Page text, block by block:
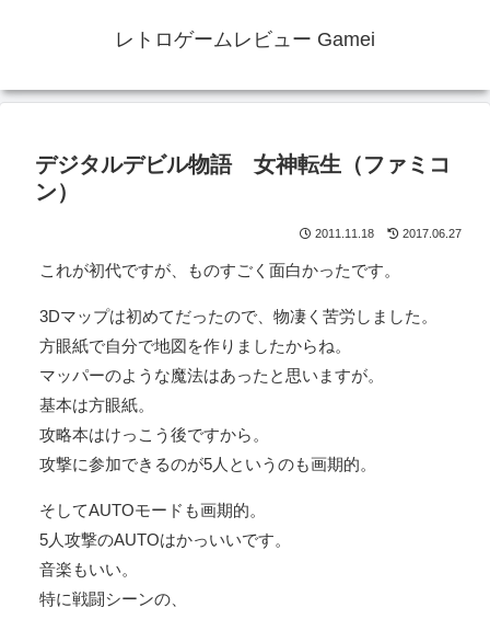
レトロゲームレビュー Gamei
デジタルデビル物語 女神転生（ファミコ
ン）
2011.11.18 2017.06.27
これが初代ですが、ものすごく面白かったです。
3Dマップは初めてだったので、物凄く苦労しました。
方眼紙で自分で地図を作りましたからね。
マッパーのような魔法はあったと思いますが。
基本は方眼紙。
攻略本はけっこう後ですから。
攻撃に参加できるのが5人というのも画期的。
そしてAUTOモードも画期的。
5人攻撃のAUTOはかっいいです。
音楽もいい。
特に戦闘シーンの、